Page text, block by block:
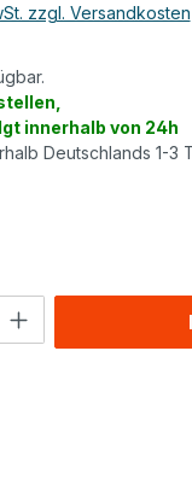
zzgl. Versandkosten
innerhalb von 24h
Deutschlands 1-3
Gib den